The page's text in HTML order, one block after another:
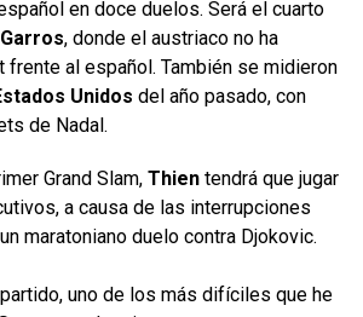
en doce duelos. Será el cuarto
, donde el austriaco no ha
frente al español. También se midieron
Unidos del año pasado, con
de Nadal.
Grand Slam, Thien tendrá que jugar
a causa de las interrupciones
maratoniano duelo contra Djokovic.
uno de los más difíciles que he